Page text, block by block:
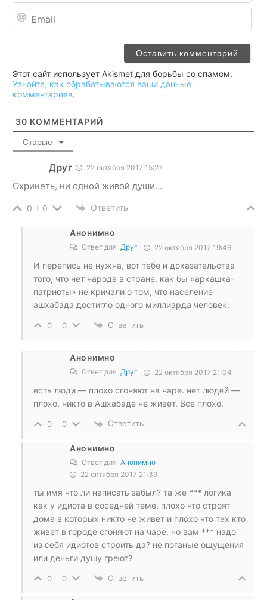
Этот сайт использует Akismet для борьбы со спамом.
Узнайте, как обрабатываются ваши данные
комментариев.
30 КОММЕНТАРИЙ
Старые
Друг 22 октября 2017 15:27
Охринеть, ни одной живой души…
0 0 Ответить
Анонимно
Ответ для Друг 22 октября 2017 19:46
И перепись не нужна, вот тебе и доказательства
того, что нет народа в стране, как бы «аркашка-
патриоты» не кричали о том, что население
ашхабада достигло одного миллиарда человек.
0 0 Ответить
Анонимно
Ответ для Друг 22 октября 2017 21:04
есть люди — плохо сгоняют на чаре. нет людей —
плохо, никто в Ашхабаде не живет. Все плохо.
0 0 Ответить
Анонимно
Ответ для Анонимно
22 октября 2017 21:39
ты имя что ли написать забыл? та же *** логика
как у идиота в соседней теме. плохо что строят
дома в которых никто не живет и плохо что тех кто
живет в городе сгоняют на чаре. но вам *** надо
из себя идиотов строить да? не поганые ощущения
или деньги душу греют?
0 0 Ответить